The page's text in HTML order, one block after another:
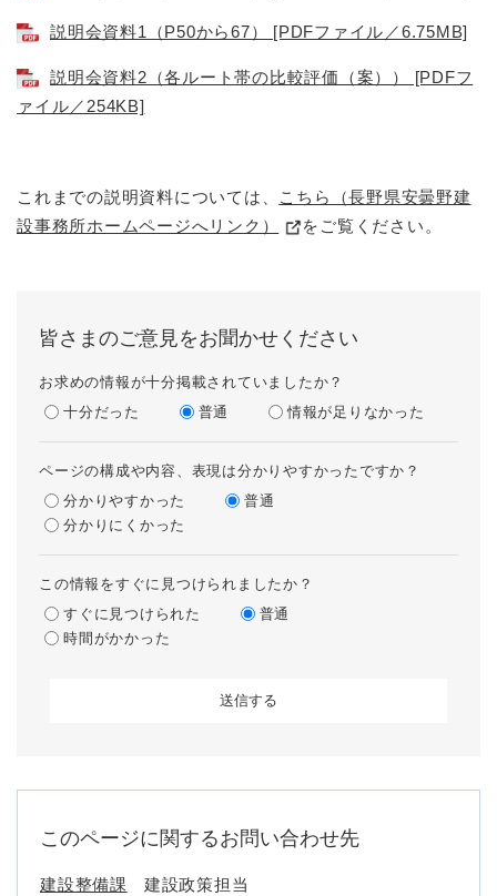
説明会資料1（P50から67） [PDFファイル／6.75MB]
説明会資料2（各ルート帯の比較評価（案）） [PDFフ
ァイル／254KB]
これまでの説明資料については、
こちら（長野県安曇野建
設事務所ホームページへリンク）
をご覧ください。
皆さまのご意見をお聞かせください
お求めの情報が十分掲載されていましたか？
十分だった
普通 情報が足りなかった
ページの構成や内容、表現は分かりやすかったですか？
分かりやすかった
普通
分かりにくかった
この情報をすぐに見つけられましたか？
すぐに見つけられた
普通
時間がかかった
このページに関するお問い合わせ先
建設整備課 建設政策担当